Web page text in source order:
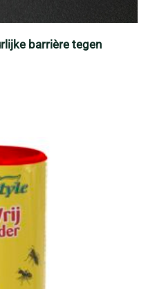
barrière tegen